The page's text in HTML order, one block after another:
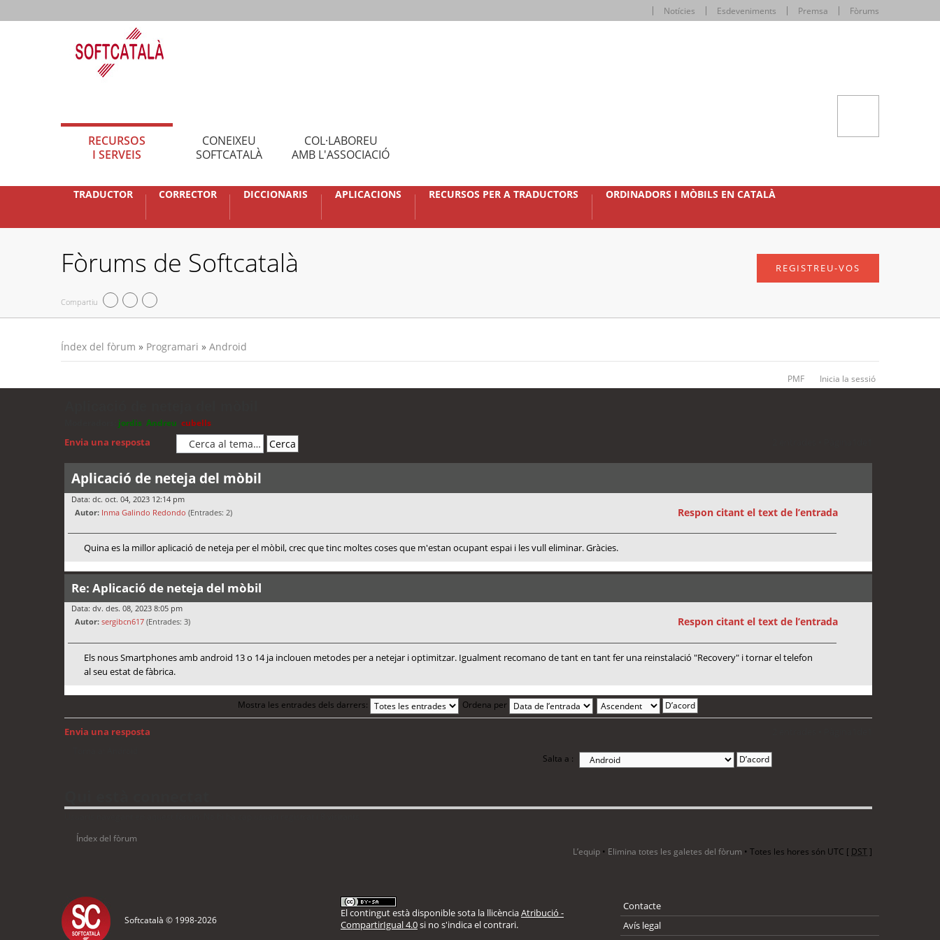
Notícies Esdeveniments Premsa Fòrums
RECURSOS
I SERVEIS
CONEIXEU
SOFTCATALÀ
COL·LABOREU
AMB L'ASSOCIACIÓ
TRADUCTOR CORRECTOR DICCIONARIS APLICACIONS RECURSOS PER A TRADUCTORS ORDINADORS I MÒBILS EN CATALÀ
Fòrums de Softcatalà
Compartiu
REGISTREU-VOS
Índex del fòrum » Programari » Android
PMF Inicia la sessió
jordis Andreu cubells
Envia una resposta
Aplicació de neteja del mòbil
Data: dc. oct. 04, 2023 12:14 pm
Autor: Inma Galindo Redondo (Entrades: 2) Respon citant el text de l’entrada
Quina es la millor aplicació de neteja per el mòbil, crec que tinc moltes coses que m'estan ocupant espai i les vull eliminar. Gràcies.
Re: Aplicació de neteja del mòbil
Data: dv. des. 08, 2023 8:05 pm
Autor: sergibcn617 (Entrades: 3) Respon citant el text de l’entrada
Els nous Smartphones amb android 13 o 14 ja inclouen metodes per a netejar i optimitzar. Igualment recomano de tant en tant fer una reinstalació "Recovery" i tornar el telefon
al seu estat de fàbrica.
Mostra les entrades dels darrers: Ordena per
Envia una resposta
Salta a :
Índex del fòrum
L’equip • Elimina totes les galetes del fòrum • Totes les hores són UTC [ DST]
Softcatalà © 1998-2026
El contingut està disponible sota la llicènciaAtribució -
CompartirIgual 4.0si no s'indica el contrari.
Contacte
Avís legal